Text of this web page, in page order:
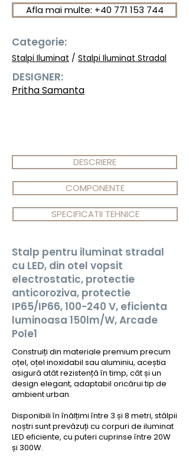
Afla mai multe: +40 771 153 744
Categorie:
Stalpi Iluminat / Stalpi Iluminat Stradal
DESIGNER:
Pritha Samanta
DESCRIERE
COMPONENTE
SPECIFICATII TEHNICE
Stalp pentru iluminat stradal
cu LED, din otel vopsit
electrostatic, protectie
anticoroziva, protectie
IP65/IP66, 100-240 V, eficienta
luminoasa 150lm/W, Arcade
Pole1
Construiți din materiale premium precum
oțel, oțel inoxidabil sau aluminiu, aceștia
asigură atât rezistență în timp, cât și un
design elegant, adaptabil oricărui tip de
ambient urban.
Disponibili în înălțimi între 3 și 8 metri, stâlpii
noștri sunt prevăzuți cu corpuri de iluminat
LED eficiente, cu puteri cuprinse între 20W
și 300W.